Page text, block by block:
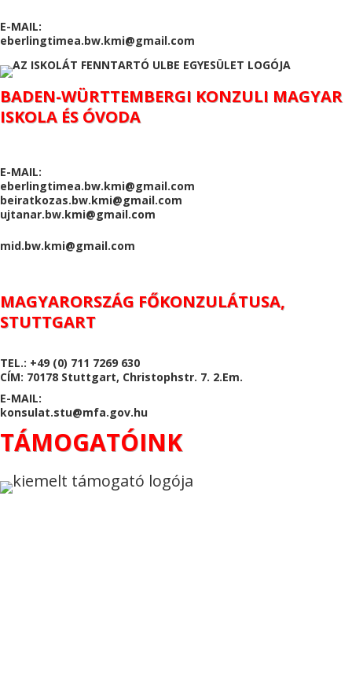
E-MAIL:
eberlingtimea.bw.kmi@gmail.com
BADEN-WÜRTTEMBERGI KONZULI MAGYAR
ISKOLA ÉS ÓVODA
E-MAIL:
eberlingtimea.bw.kmi@gmail.com
beiratkozas.bw.kmi@gmail.com
ujtanar.bw.kmi@gmail.com
mid.bw.kmi@gmail.com
MAGYARORSZÁG FŐKONZULÁTUSA,
STUTTGART
TEL.: +49 (0) 711 7269 630
CÍM: 70178 Stuttgart, Christophstr. 7. 2.Em.
E-MAIL:
konsulat.stu@mfa.gov.hu
TÁMOGATÓINK